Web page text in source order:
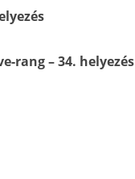
rang – 34. helyezés